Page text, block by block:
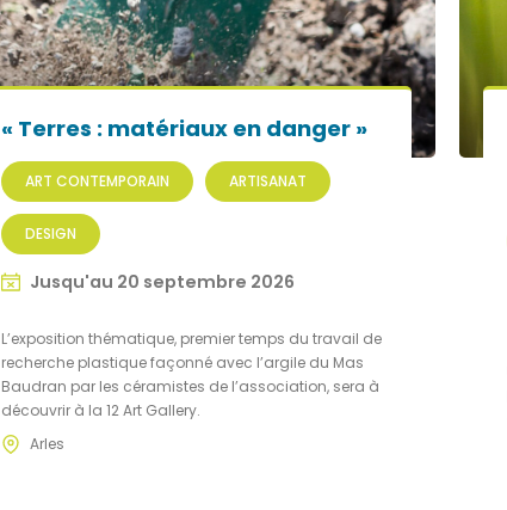
« Terres : matériaux en danger »
ART CONTEMPORAIN ARTISANAT
DESIGN
Jusqu'au 20 septembre 2026
L’exposition thématique, premier temps du travail de
recherche plastique façonné avec l’argile du Mas
Baudran par les céramistes de l’association, sera à
découvrir à la 12 Art Gallery.
Arles